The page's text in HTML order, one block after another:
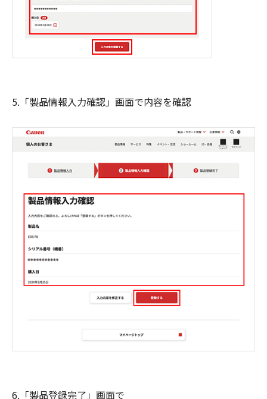
5.「製品情報入力確認」画面で内容を確認
6.「製品登録完了」画面で